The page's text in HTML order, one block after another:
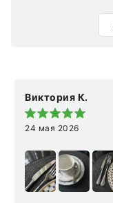
Виктория К.
24 мая 2026